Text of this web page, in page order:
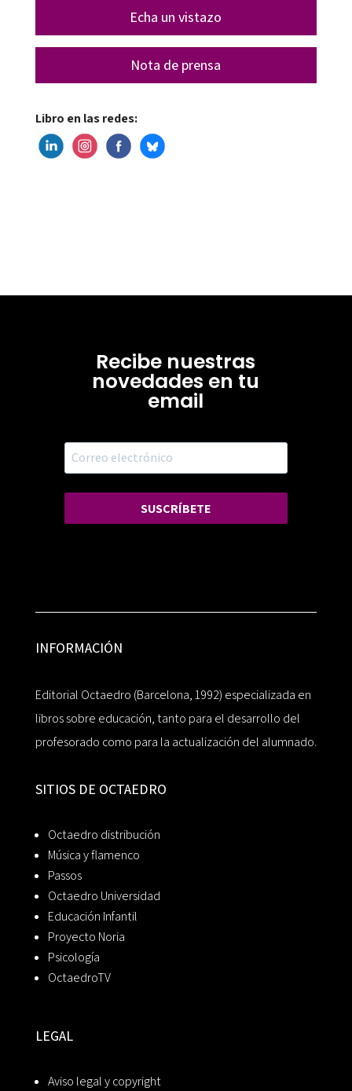
Echa un vistazo
Nota de prensa
Libro en las redes:
Recibe nuestras
novedades en tu
email
SUSCRÍBETE
INFORMACIÓN
Editorial Octaedro (Barcelona, 1992) especializada en
libros sobre educación, tanto para el desarrollo del
profesorado como para la actualización del alumnado.
SITIOS DE OCTAEDRO
Octaedro distribución
Música y flamenco
Passos
Octaedro Universidad
Educación Infantil
Proyecto Noria
Psicología
OctaedroTV
LEGAL
Aviso legal y copyright